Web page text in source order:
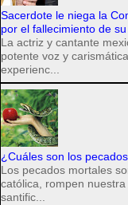
Sacerdote le niega la
por el fallecimiento de su
La actriz y cantante
potente voz y
experienc...
¿Cuáles son los
Los pecados mortales
católica, rompen
santific...